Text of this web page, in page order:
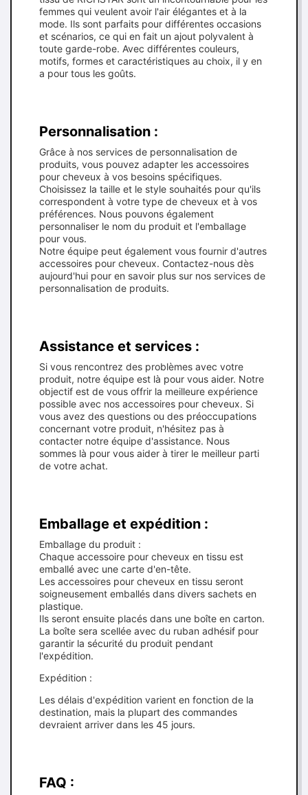
femmes qui veulent avoir l'air élégantes et à la
mode. Ils sont parfaits pour différentes occasions
et scénarios, ce qui en fait un ajout polyvalent à
toute garde-robe. Avec différentes couleurs,
motifs, formes et caractéristiques au choix, il y en
a pour tous les goûts.
Personnalisation :
Grâce à nos services de personnalisation de
produits, vous pouvez adapter les accessoires
pour cheveux à vos besoins spécifiques.
Choisissez la taille et le style souhaités pour qu'ils
correspondent à votre type de cheveux et à vos
préférences. Nous pouvons également
personnaliser le nom du produit et l'emballage
pour vous.
Notre équipe peut également vous fournir d'autres
accessoires pour cheveux. Contactez-nous dès
aujourd'hui pour en savoir plus sur nos services de
personnalisation de produits.
Assistance et services :
Si vous rencontrez des problèmes avec votre
produit, notre équipe est là pour vous aider. Notre
objectif est de vous offrir la meilleure expérience
possible avec nos accessoires pour cheveux. Si
vous avez des questions ou des préoccupations
concernant votre produit, n'hésitez pas à
contacter notre équipe d'assistance. Nous
sommes là pour vous aider à tirer le meilleur parti
de votre achat.
Emballage et expédition :
Emballage du produit :
Chaque accessoire pour cheveux en tissu est
emballé avec une carte d'en-tête.
Les accessoires pour cheveux en tissu seront
soigneusement emballés dans divers sachets en
plastique.
Ils seront ensuite placés dans une boîte en carton.
La boîte sera scellée avec du ruban adhésif pour
garantir la sécurité du produit pendant
l'expédition.
Expédition :
Les délais d'expédition varient en fonction de la
destination, mais la plupart des commandes
devraient arriver dans les 45 jours.
FAQ :